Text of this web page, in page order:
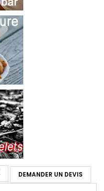
DEMANDER UN DEVIS